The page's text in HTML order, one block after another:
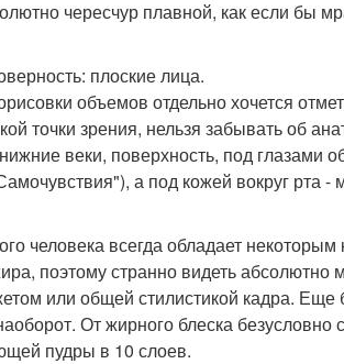
чересчур плавной, как если бы
плоские лица.
объемов отдельно хочется
точки зрения, нельзя забывать об
веки, поверхность, под глазами
а под кожей вокруг рта
человека всегда обладает
поэтому странно видеть абсолютно
или общей стилистикой кадра. Еще
От жирного блеска
пудры в 10 слоев.